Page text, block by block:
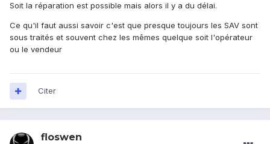
Soit la réparation est possible mais alors il y a du délai.
Ce qu'il faut aussi savoir c'est que presque toujours les SAV sont
sous traités et souvent chez les mêmes quelque soit l'opérateur
ou le vendeur
Citer
floswen